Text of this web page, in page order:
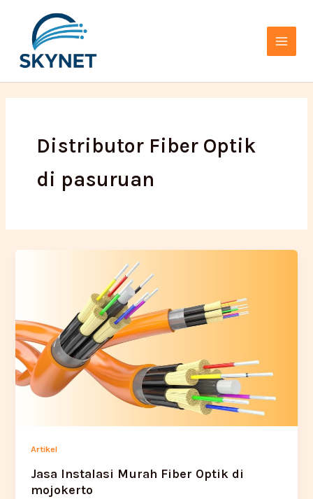
konten
Menu
Distributor Fiber Optik
di pasuruan
Artikel
Jasa Instalasi Murah Fiber Optik di
mojokerto